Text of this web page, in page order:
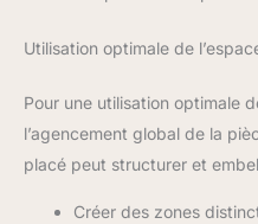
Utilisation optimale de
Pour une utilisation optimale
l’agencement global de la
placé peut structurer et
Créer des zones